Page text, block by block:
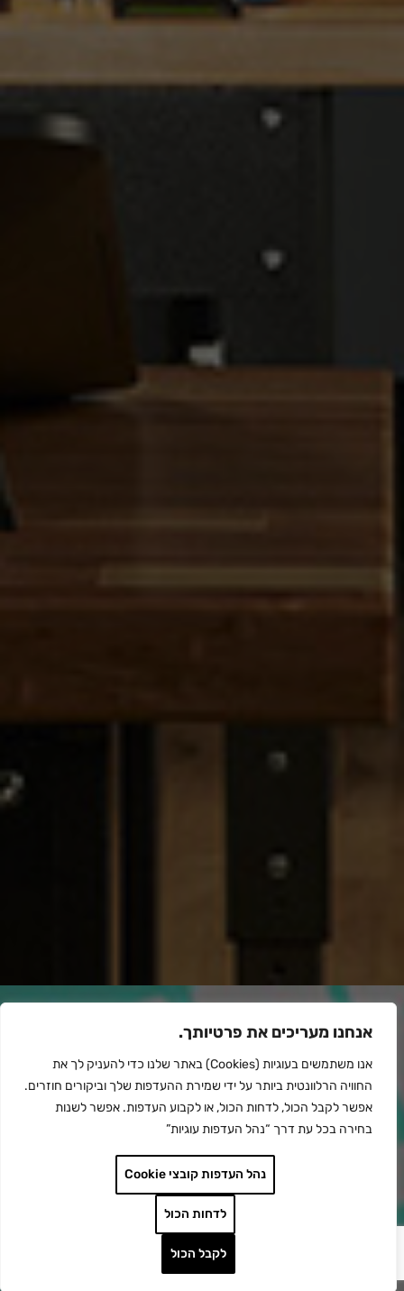
אנחנו מעריכים את פרטיותך.
אנו משתמשים בעוגיות (Cookies) באתר שלנו כדי להעניק לך את
החוויה הרלוונטית ביותר על ידי שמירת ההעדפות שלך וביקורים חוזרים.
אפשר לקבל הכול, לדחות הכול, או לקבוע העדפות. אפשר לשנות
בחירה בכל עת דרך “נהל העדפות עוגיות”
נהל העדפות קובצי Cookie
לדחות הכול
לקבל הכול
מכונות הזרקה וציוד